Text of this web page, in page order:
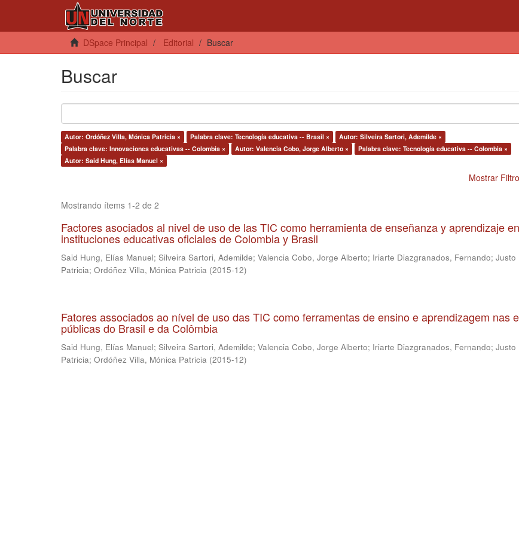
DSpace Principal Editorial Buscar
Buscar
Autor: Ordóñez Villa, Mónica Patricia × Palabra clave: Tecnología educativa -- Brasil ×
Autor: Silveira Sartori, Ademilde ×
Palabra clave: Innovaciones educativas -- Colombia ×
Autor: Valencia Cobo, Jorge Alberto ×
Palabra clave: Tecnología educativa -- Colombia ×
Autor: Said Hung, Elías Manuel ×
Mostrar
Mostrando ítems 1-2 de 2
Factores asociados al nivel de uso de las TIC como herramienta de enseñanza y aprendizaje
instituciones educativas oficiales de Colombia y Brasil
Said Hung, Elías Manuel; Silveira Sartori, Ademilde; Valencia Cobo, Jorge Alberto; Iriarte Diazgranados, Fernando; Justo
Patricia; Ordóñez Villa, Mónica Patricia (2015-12)
Fatores associados ao nível de uso das TIC como ferramentas de ensino e aprendizagem nas
públicas do Brasil e da Colômbia
Said Hung, Elías Manuel; Silveira Sartori, Ademilde; Valencia Cobo, Jorge Alberto; Iriarte Diazgranados, Fernando; Justo
Patricia; Ordóñez Villa, Mónica Patricia (2015-12)